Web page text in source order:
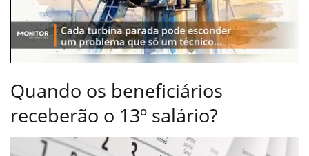
Quando os beneficiários
receberão o 13º salário?